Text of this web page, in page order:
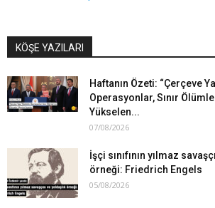
KÖŞE YAZILARI
Haftanın Özeti: “Çerçeve
Operasyonlar, Sınır
Yükselen...
07/08/2026
İşçi sınıfının yılmaz
örneği: Friedrich Engels
05/08/2026